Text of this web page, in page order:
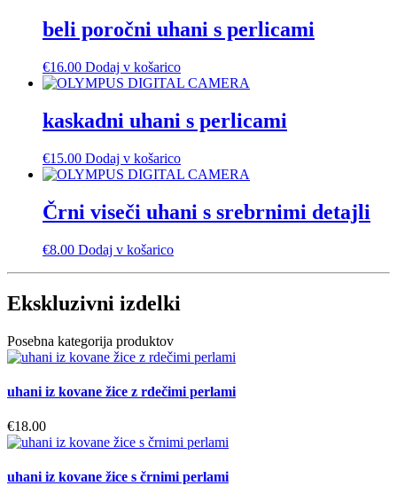
več
različic.
lahko
izberete
strani
izdelka
beli poročni uhani s perlicami
€16.00 Dodaj v košarico
kaskadni uhani s perlicami
€15.00 Dodaj v košarico
Črni viseči uhani s srebrnimi detajli
€8.00 Dodaj v košarico
Ekskluzivni izdelki
Posebna kategorija produktov
uhani iz kovane žice z rdečimi perlami
€18.00
uhani iz kovane žice s črnimi perlami